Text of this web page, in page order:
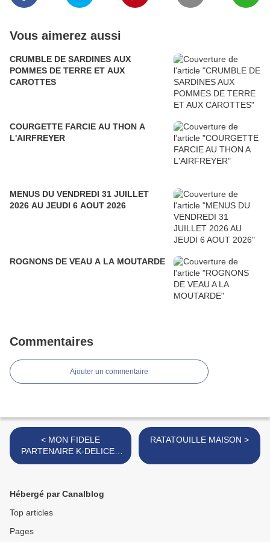
Vous aimerez aussi
CRUMBLE DE SARDINES AUX
POMMES DE TERRE ET AUX
CAROTTES
COURGETTE FARCIE AU THON A
L'AIRFREYER
MENUS DU VENDREDI 31 JUILLET
2026 AU JEUDI 6 AOUT 2026
ROGNONS DE VEAU A LA MOUTARDE
Commentaires
Ajouter un commentaire
< MON FIDELE
PARTENAIRE K-DELICES
DE PROVENCE
RATATOUILLE MAISON >
Hébergé par Canalblog
Top articles
Pages